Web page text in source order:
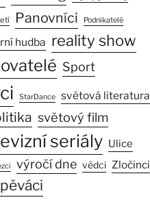
Panovníci Podnikatelé
hudba reality show
Sport
StarDance světová literatura
světový film
seriály Ulice
výročí dne vědci Zločinci